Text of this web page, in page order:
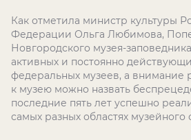
Как отметила министр культуры
Федерации Ольга Любимова,
Новгородского музея-
активных и постоянно
федеральных музеев, а внимание
к музею можно назвать
последние пять лет успешно
самых разных областях музейного